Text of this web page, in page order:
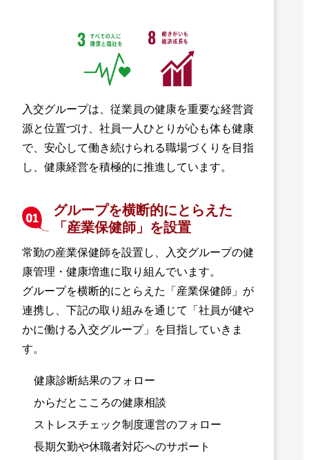
入交グループは、従業員の健康を重要な経営資
源と位置づけ、社員一人ひとりが心も体も健康
で、安心して働き続けられる職場づくりを目指
し、健康経営を積極的に推進しています。
グループを横断的にとらえた
「産業保健師」を設置
常勤の産業保健師を設置し、入交グループの健
康管理・健康増進に取り組んでいます。
グループを横断的にとらえた「産業保健師」が
連携し、下記の取り組みを通じて「社員が健や
かに働ける入交グループ」を目指していきま
す。
健康診断結果のフォロー
からだとこころの健康相談
ストレスチェック制度運営のフォロー
長期欠勤や休職者対応へのサポート